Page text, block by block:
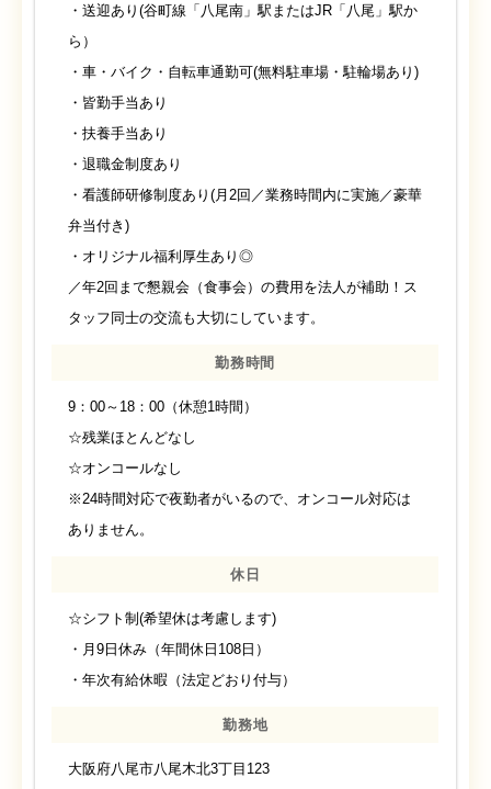
・送迎あり(谷町線「八尾南」駅またはJR「八尾」駅か
ら）
・車・バイク・自転車通勤可(無料駐車場・駐輪場あり)
・皆勤手当あり
・扶養手当あり
・退職金制度あり
・看護師研修制度あり(月2回／業務時間内に実施／豪華
弁当付き)
・オリジナル福利厚生あり◎
／年2回まで懇親会（食事会）の費用を法人が補助！ス
タッフ同士の交流も大切にしています。
勤務時間
9：00～18：00（休憩1時間）
☆残業ほとんどなし
☆オンコールなし
※24時間対応で夜勤者がいるので、オンコール対応は
ありません。
休日
☆シフト制(希望休は考慮します)
・月9日休み（年間休日108日）
・年次有給休暇（法定どおり付与）
勤務地
大阪府八尾市八尾木北3丁目123